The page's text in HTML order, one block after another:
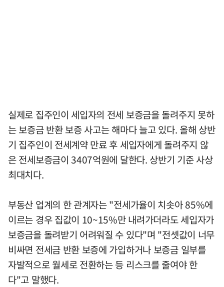
실제로 집주인이 세입자의 전세 보증금을 돌려주지 못하
는 보증금 반환 보증 사고는 해마다 늘고 있다. 올해 상반
기 집주인이 전세계약 만료 후 세입자에게 돌려주지 않
은 전세보증금이 3407억원에 달한다. 상반기 기준 사상
최대치다.
부동산 업계의 한 관계자는 "전세가율이 치솟아 85%에
이르는 경우 집값이 10~15%만 내려가더라도 세입자가
보증금을 돌려받기 어려워질 수 있다"며 "전셋값이 너무
비싸면 전세금 반환 보증에 가입하거나 보증금 일부를
자발적으로 월세로 전환하는 등 리스크를 줄여야 한
다"고 말했다.